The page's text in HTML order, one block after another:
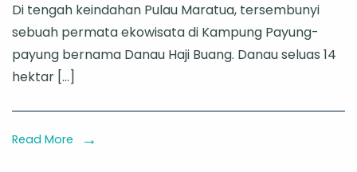
Danau
Haji
Buang,
Mencari
Di tengah keindahan Pulau Maratua, tersembunyi
sebuah permata ekowisata di Kampung Payung-
payung bernama Danau Haji Buang. Danau seluas 14
hektar […]
Read More